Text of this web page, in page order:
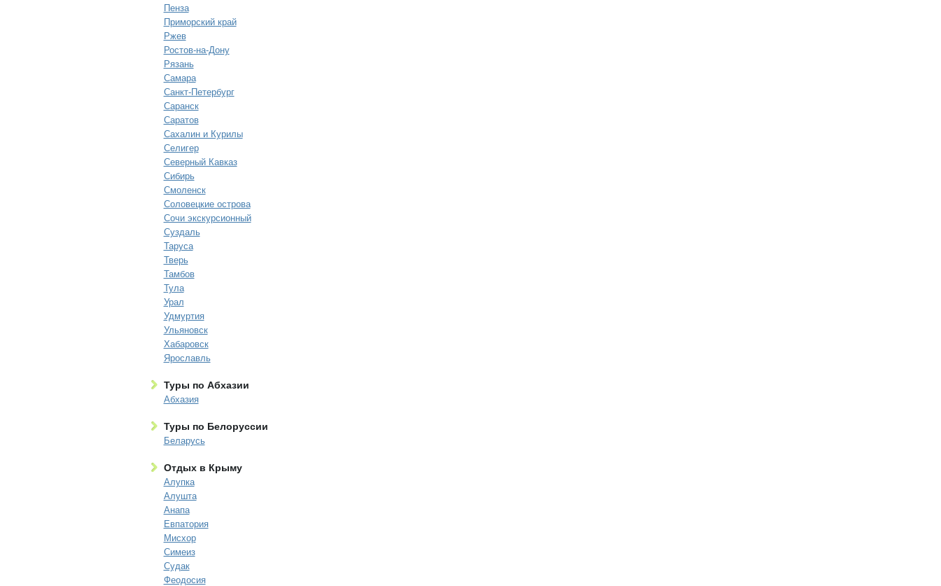
Пенза
Приморский край
Ржев
Ростов-на-Дону
Рязань
Самара
Санкт-Петербург
Саранск
Саратов
Сахалин и Курилы
Селигер
Северный Кавказ
Сибирь
Смоленск
Соловецкие острова
Сочи экскурсионный
Суздаль
Таруса
Тверь
Тамбов
Тула
Урал
Удмуртия
Ульяновск
Хабаровск
Ярославль
Туры по Абхазии
Абхазия
Туры по Белоруссии
Беларусь
Отдых в Крыму
Алупка
Алушта
Анапа
Евпатория
Мисхор
Симеиз
Судак
Феодосия